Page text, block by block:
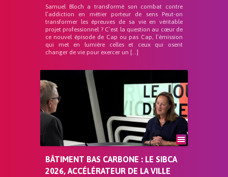
Samuel Bloch a transformé son combat contre
l’addiction en métier porteur de sens Peut-on
transformer les épreuves de sa vie en véritable
projet professionnel ? C’est la question au cœur de
ce nouvel épisode de Cap ou pas Cap, l’émission
qui met en lumière celles et ceux qui osent
changer de vie pour exercer un […]
BÂTIMENT BAS CARBONE : LE SIBCA
2026, ACCÉLÉRATEUR DE LA VILLE